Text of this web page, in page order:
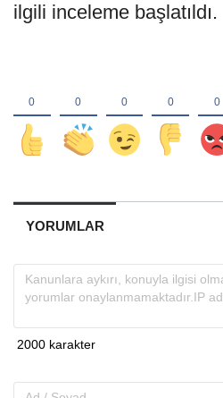
ilgili inceleme başlatıldı.
YORUMLAR